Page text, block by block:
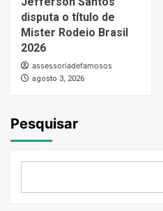
disputa o título de
Mister Rodeio Brasil
2026
assessoriadefamosos
agosto 3, 2026
Pesquisar